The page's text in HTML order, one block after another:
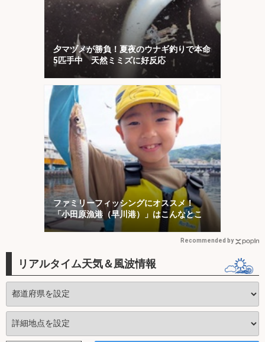
夕マヅメが勝負！夏夜のウナギ釣りで本命
5匹手中 天然ミミズに好反応
ファミリーフィッシングにオススメ！
「小田原漁港（早川港）」はこんなとこ
Recommended by
リアルタイム天気＆風波情報